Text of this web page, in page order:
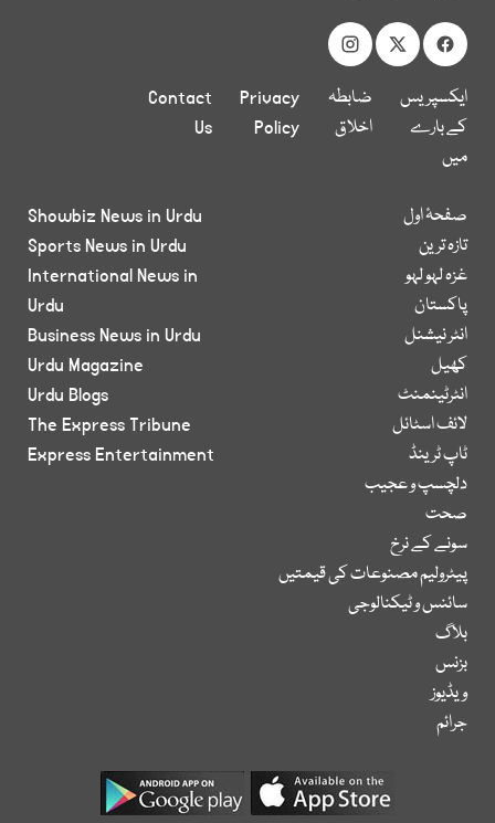
ایکسپریس
کے بارے
میں
ضابطہ
اخلاق
Privacy
Policy
Contact
Us
صفحۂ اول
تازہ ترین
غزہ لہو لہو
پاکستان
انٹر نیشنل
کھیل
انٹرٹینمنٹ
لائف اسٹائل
ٹاپ ٹرینڈ
دلچسپ و عجیب
صحت
سونے کے نرخ
پیٹرولیم مصنوعات کی قیمتیں
سائنس و ٹیکنالوجی
بلاگ
بزنس
ویڈیوز
جرائم
Showbiz News in Urdu
Sports News in Urdu
International News in
Urdu
Business News in Urdu
Urdu Magazine
Urdu Blogs
The Express Tribune
Express Entertainment